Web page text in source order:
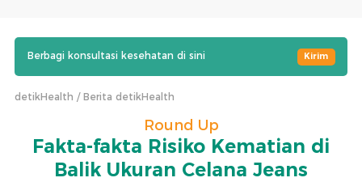
Berbagi konsultasi kesehatan di sini Kirim
detikHealth Berita detikHealth
Round Up
Fakta-fakta Risiko Kematian di
Balik Ukuran Celana Jeans